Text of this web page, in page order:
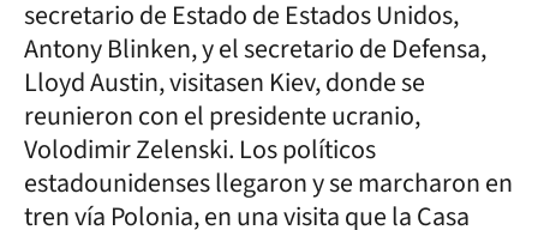
secretario de Estado de Estados Unidos,
Antony Blinken, y el secretario de Defensa,
Lloyd Austin, visitasen Kiev, donde se
reunieron con el presidente ucranio,
Volodimir Zelenski. Los políticos
estadounidenses llegaron y se marcharon en
tren vía Polonia, en una visita que la Casa